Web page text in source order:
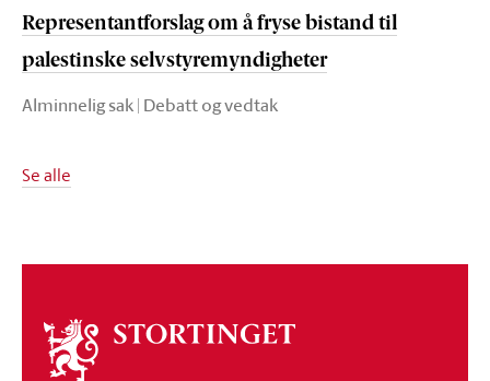
Representantforslag om å fryse bistand til
palestinske selvstyremyndigheter
Alminnelig sak | Debatt og vedtak
Se alle
Om
stortinget